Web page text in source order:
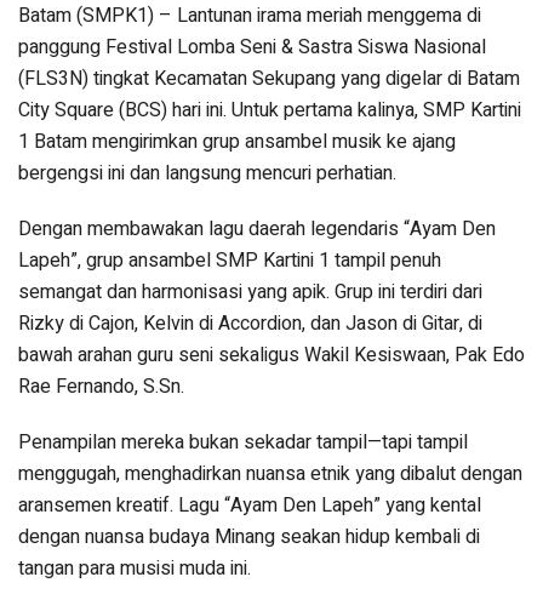
Batam (SMPK1) – Lantunan irama meriah menggema di
panggung Festival Lomba Seni & Sastra Siswa Nasional
(FLS3N) tingkat Kecamatan Sekupang yang digelar di Batam
City Square (BCS) hari ini. Untuk pertama kalinya, SMP Kartini
1 Batam mengirimkan grup ansambel musik ke ajang
bergengsi ini dan langsung mencuri perhatian.
Dengan membawakan lagu daerah legendaris “Ayam Den
Lapeh”, grup ansambel SMP Kartini 1 tampil penuh
semangat dan harmonisasi yang apik. Grup ini terdiri dari
Rizky di Cajon, Kelvin di Accordion, dan Jason di Gitar, di
bawah arahan guru seni sekaligus Wakil Kesiswaan, Pak Edo
Rae Fernando, S.Sn.
Penampilan mereka bukan sekadar tampil—tapi tampil
menggugah, menghadirkan nuansa etnik yang dibalut dengan
aransemen kreatif. Lagu “Ayam Den Lapeh” yang kental
dengan nuansa budaya Minang seakan hidup kembali di
tangan para musisi muda ini.